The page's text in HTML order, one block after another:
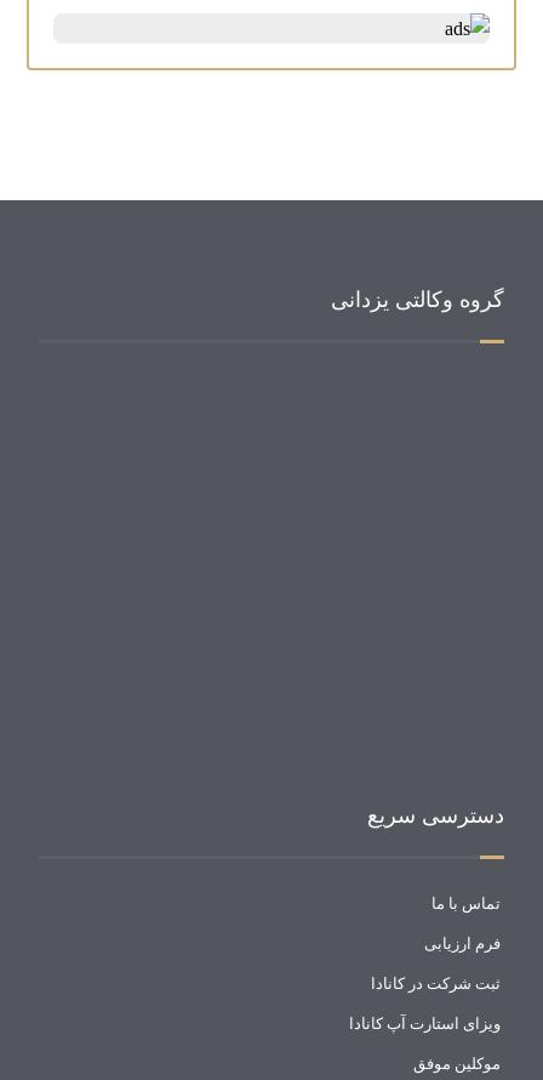
گروه وکالتی یزدانی
دسترسی سریع
تماس با ما
فرم ارزیابی
ثبت شرکت در کانادا
ویزای استارت آپ کانادا
موکلین موفق